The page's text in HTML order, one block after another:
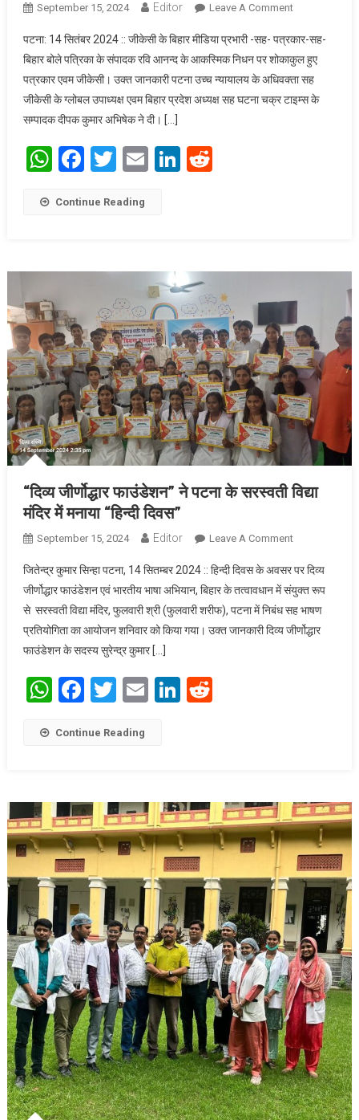
September 15, 2024 Editor Leave A CommentOn पत्रकार
निधन पर
शोकाकुल हुए
पत्रकार एवं
जीकेसी
पटना: 14 सितंबर 2024 :: जीकेसी के बिहार मीडिया प्रभारी -सह- पत्रकार-सह-
बिहार बोले पत्रिका के संपादक रवि आनन्द के आकस्मिक निधन पर शोकाकुल हुए
पत्रकार एवम जीकेसी। उक्त जानकारी पटना उच्च न्यायालय के अधिवक्ता सह
जीकेसी के ग्लोबल उपाध्यक्ष एवम बिहार प्रदेश अध्यक्ष सह घटना चक्र टाइम्स के
सम्पादक दीपक कुमार अभिषेक ने दी। […]
WhatsApp
Facebook
Twitter
EmailLinkedIn
Continue Reading
“दिव्य जीर्णोद्धार फाउंडेशन” ने पटना के सरस्वती विद्या
मंदिर में मनाया “हिन्दी दिवस”
September 15, 2024 Editor Leave A CommentOn “दिव्य
फाउंडेशन” ने
पटना के
सरस्वती विद्या
मंदिर में मनाया
जितेन्द्र कुमार सिन्हा पटना, 14 सितम्बर 2024 :: हिन्दी दिवस के अवसर पर दिव्य
जीर्णोद्धार फाउंडेशन एवं भारतीय भाषा अभियान, बिहार के तत्वावधान में संयुक्त रूप
से सरस्वती विद्या मंदिर, फुलवारी श्री (फुलवारी शरीफ), पटना में निबंध सह भाषण
प्रतियोगिता का आयोजन शनिवार को किया गया। उक्त जानकारी दिव्य जीर्णोद्धार
फाउंडेशन के सदस्य सुरेन्द्र कुमार […]
WhatsApp
Facebook
Twitter
EmailLinkedIn
Reddit
Continue Reading